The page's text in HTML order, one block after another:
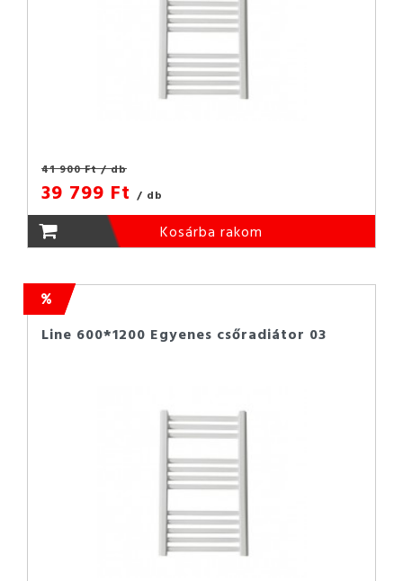
41 900 Ft/ db
39 799 Ft / db
Kosárba rakom
Line 600*1200 Egyenes csőradiátor 03